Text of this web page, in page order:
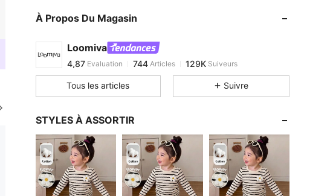
À Propos Du Magasin
Loomiva
4,87
744
Evaluation 744Articles
4***7est en train de naviguer
4,87 744
129K
4,87
4,87
744
Tous les articles Suivre
STYLES À ASSORTIR